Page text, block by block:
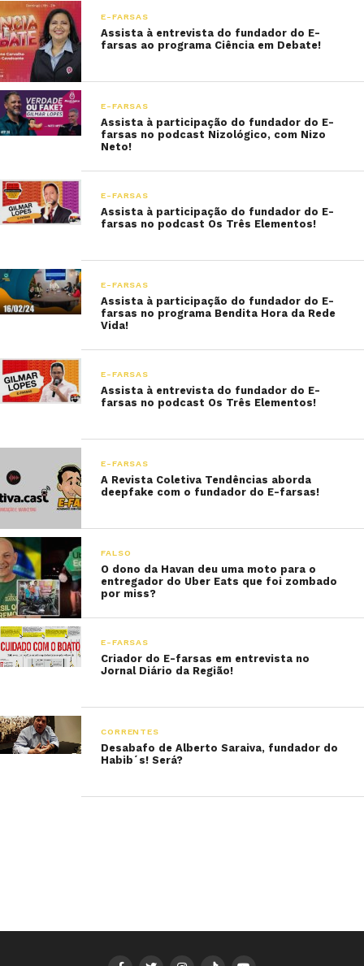
E-FARSAS
Assista à entrevista do fundador do E-
farsas ao programa Ciência em Debate!
E-FARSAS
Assista à participação do fundador do E-
farsas no podcast Nizológico, com Nizo
Neto!
E-FARSAS
Assista à participação do fundador do E-
farsas no podcast Os Três Elementos!
E-FARSAS
Assista à participação do fundador do E-
farsas no programa Bendita Hora da Rede
Vida!
E-FARSAS
Assista à entrevista do fundador do E-
farsas no podcast Os Três Elementos!
E-FARSAS
A Revista Coletiva Tendências aborda
deepfake com o fundador do E-farsas!
FALSO
O dono da Havan deu uma moto para o
entregador do Uber Eats que foi zombado
por miss?
E-FARSAS
Criador do E-farsas em entrevista no
Jornal Diário da Região!
CORRENTES
Desabafo de Alberto Saraiva, fundador do
Habib´s! Será?